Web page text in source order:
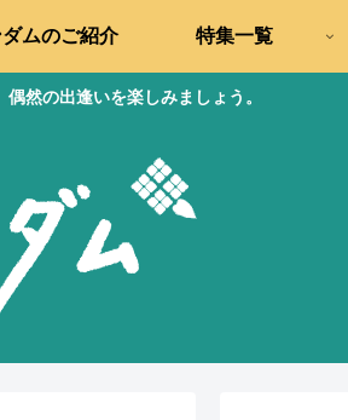
然の出逢いを楽しみましょう。
ムのご紹介 特集一覧